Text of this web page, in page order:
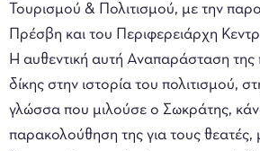
Τουρισμού & Πολιτισμού, με την
Πρέσβη και του Περιφερειάρχη
Η αυθεντική αυτή Αναπαράσταση της
δίκης στην ιστορία του πολιτισμού,
γλώσσα που μιλούσε ο Σωκράτης,
παρακολούθηση της για τους θεατές,